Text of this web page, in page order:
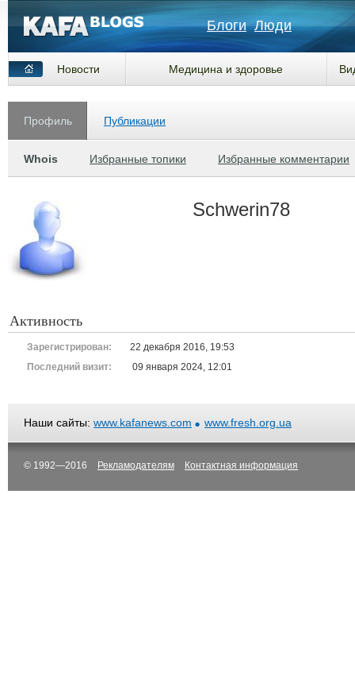
Блоги Люди
Новости Медицина и здоровье
Профиль
Whois Избранные топики Избранные комментарии
Публикации
Schwerin78
Активность
Зарегистрирован:
22 декабря 2016, 19:53
Последний визит:
09 января 2024, 12:01
Наши сайты: www.kafanews.com www.fresh.org.ua
© 1992—2016 Рекламодателям Контактная информация